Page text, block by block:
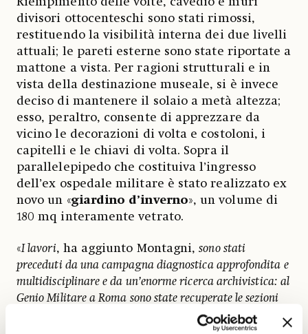
divisori ottocenteschi sono stati rimossi,
restituendo la visibilità interna dei due livelli
attuali; le pareti esterne sono state riportate a
mattone a vista. Per ragioni strutturali e in
vista della destinazione museale, si è invece
deciso di mantenere il solaio a metà altezza;
esso, peraltro, consente di apprezzare da
vicino le decorazioni di volta e costoloni, i
capitelli e le chiavi di volta. Sopra il
parallelepipedo che costituiva l’ingresso
dell’ex ospedale militare è stato realizzato ex
novo un «giardino d’inverno», un volume di
180 mq interamente vetrato.
«I lavori, ha aggiunto Montagni,sono stati
preceduti da una campagna diagnostica approfondita e
multidisciplinare e da un’enorme ricerca archivistica: al
Genio Militare a Roma sono state recuperate le sezioni
trasversali della chiesa prima dell’intervento del 1833.
Abbiamo inoltre profuso molta attenzione sui materiali,